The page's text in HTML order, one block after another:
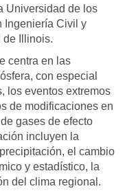
Universidad de los
Ingeniería Civil y
de Illinois.
centra en las
con especial
los eventos extremos
de modificaciones en
gases de efecto
incluyen la
el cambio
y estadístico, la
del clima regional.